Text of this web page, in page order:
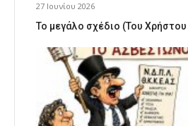
27 Ιουνίου 2026
Το μεγάλο σχέδιο (Του